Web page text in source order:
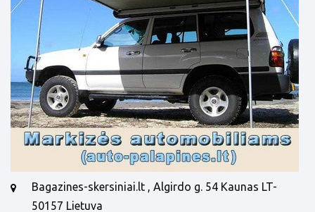
Bagazines-skersiniai.lt , Algirdo g. 54 Kaunas LT-
50157 Lietuva